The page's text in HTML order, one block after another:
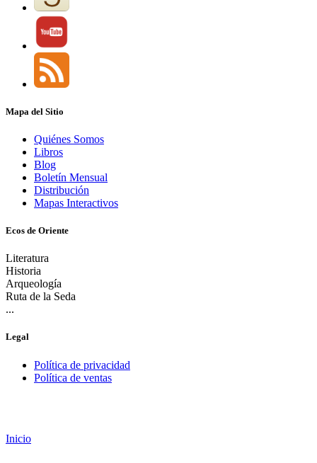
Mapa del Sitio
Quiénes Somos
Libros
Blog
Boletín Mensual
Distribución
Mapas Interactivos
Ecos de Oriente
Literatura
Historia
Arqueología
Ruta de la Seda
...
Legal
Política de privacidad
Política de ventas
Inicio